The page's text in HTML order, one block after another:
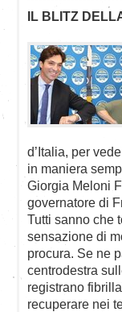
IL BLITZ
d’Italia, per
in maniera
Giorgia Meloni
governatore di
Tutti sanno che
sensazione di
procura. Se ne
centrodestra
registrano
recuperare nei